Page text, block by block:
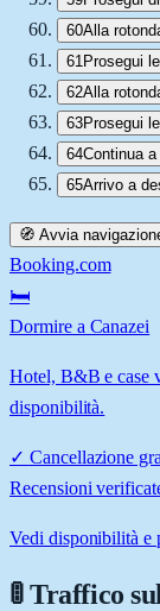
60Alla
61 Prosegui
62Alla
63Prosegui
64Continua
65Arrivo a
🧭 Avvia
Booking.com
🛏️
Dormire a Canazei
Hotel, B&B e case
disponibilità.
✓ Cancellazione
Recensioni
Vedi disponibilità e
🚦 Traffico